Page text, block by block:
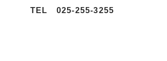
TEL 025-255-3255